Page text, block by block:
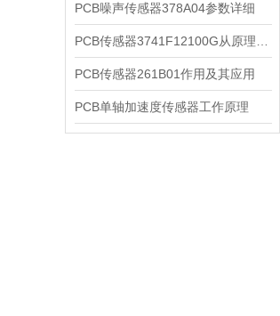
PCB噪声传感器378A04参数详细
PCB传感器261B01作用及其应用
PCB单轴加速度传感器工作原理